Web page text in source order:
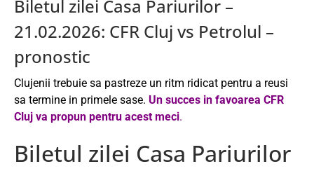
Biletul zilei Casa Pariurilor –
21.02.2026: CFR Cluj vs Petrolul –
pronostic
Clujenii trebuie sa pastreze un ritm ridicat pentru a reusi
sa termine in primele sase. Un succes in favoarea CFR
Cluj va propun pentru acest meci.
Biletul zilei Casa Pariurilor